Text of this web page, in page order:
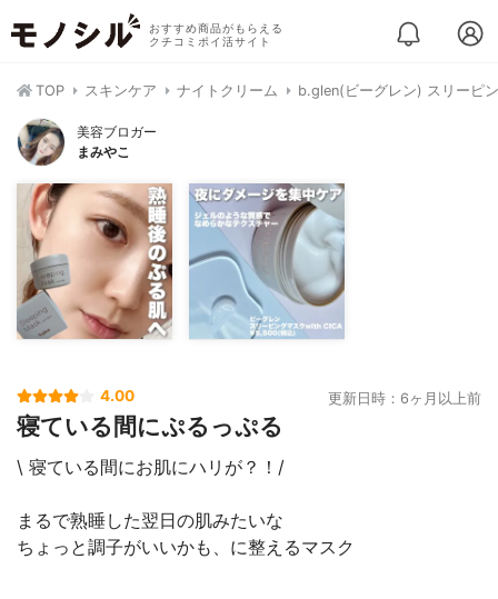
おすすめ商品がもらえる
クチコミポイ活サイト
TOP スキンケア ナイトクリーム b.glen(ビーグレン) スリーピ
美容ブロガー
まみやこ
4.00 更新日時：6ヶ月以上前
寝ている間にぷるっぷる
\ 寝ている間にお肌にハリが？！/
まるで熟睡した翌日の肌みたいな
ちょっと調子がいいかも、に整えるマスク